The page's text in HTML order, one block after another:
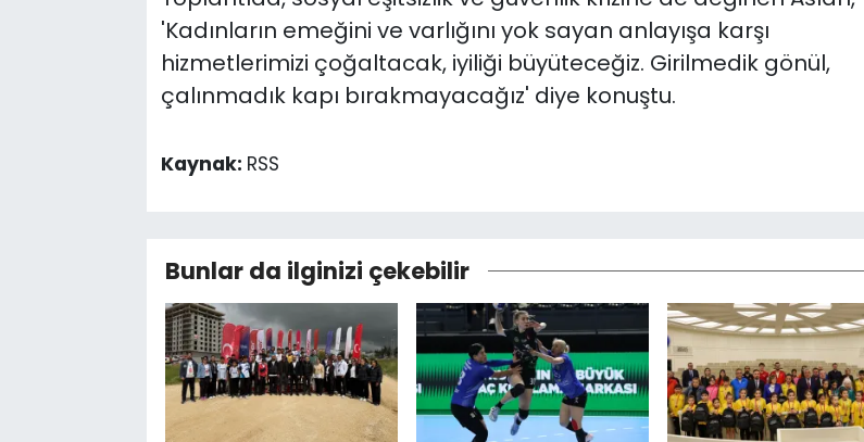
'Kadınların emeğini ve varlığını yok sayan anlayışa karşı
hizmetlerimizi çoğaltacak, iyiliği büyüteceğiz. Girilmedik gönül,
çalınmadık kapı bırakmayacağız' diye konuştu.
Kaynak: RSS
Bunlar da ilginizi çekebilir